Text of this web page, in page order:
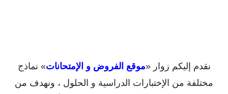
نقدم إليكم زوار «موقع الفروض و الإمتحانات» نماذج
مختلفة من الإختبارات الدراسية و الحلول ، ونهدف من